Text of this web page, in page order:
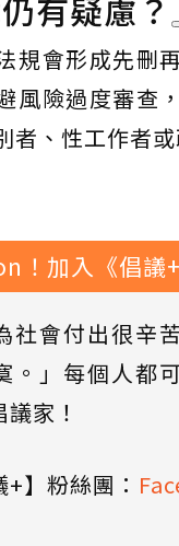
規會形成先刪
風險過度審查
者、性工作者或
！加入《倡議+
社會付出很辛
。」每個人都
家！
】粉絲團：